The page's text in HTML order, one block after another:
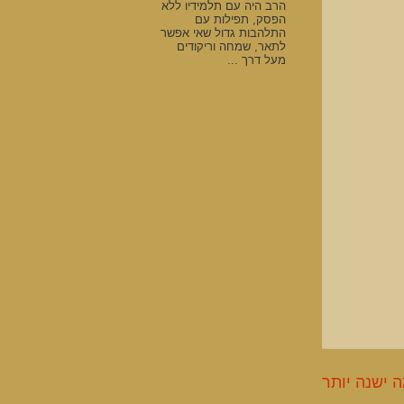
ישנה יותר
הרב היה עם תלמידיו ללא
הפסק, תפילות עם
התלהבות גדול שאי אפשר
לתאר, שמחה וריקודים
מעל דרך ...